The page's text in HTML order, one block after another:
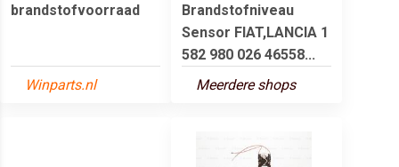
brandstofvoorraad
Winparts.nl
Brandstofniveau
Sensor FIAT,LANCIA 1
582 980 026 46558...
Meerdere shops